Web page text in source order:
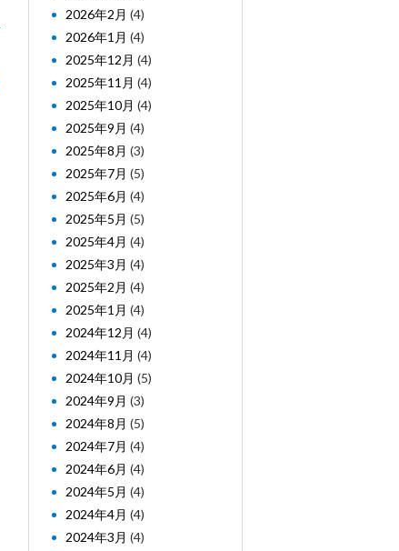
2026年2月 (4)
2026年1月 (4)
2025年12月 (4)
2025年11月 (4)
2025年10月 (4)
2025年9月 (4)
2025年8月 (3)
2025年7月 (5)
2025年6月 (4)
2025年5月 (5)
2025年4月 (4)
2025年3月 (4)
2025年2月 (4)
2025年1月 (4)
2024年12月 (4)
2024年11月 (4)
2024年10月 (5)
2024年9月 (3)
2024年8月 (5)
2024年7月 (4)
2024年6月 (4)
2024年5月 (4)
2024年4月 (4)
2024年3月 (4)